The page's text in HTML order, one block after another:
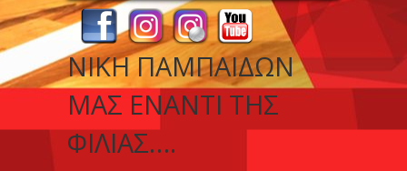
ΝΊΚΗ ΠΑΜΠΑΊΔΩΝ
ΜΑΣ ΈΝΑΝΤΙ ΤΗΣ
ΦΙΛΊΑΣ….